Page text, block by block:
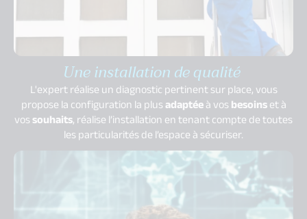
Une installation de qualité
L'expert réalise un diagnostic pertinent sur place, vous
propose la configuration la plusadaptéeà vosbesoinset à
vossouhaits, réalise l’installation en tenant compte de toutes
les particularités de l’espace à sécuriser.